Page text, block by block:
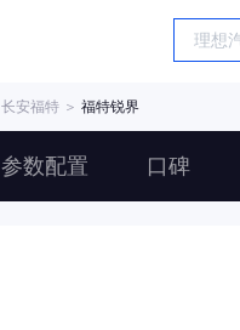
长安福特 ＞ 福特锐界
参数配置 口碑